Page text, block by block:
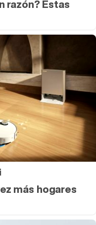
razón? Estas
más hogares